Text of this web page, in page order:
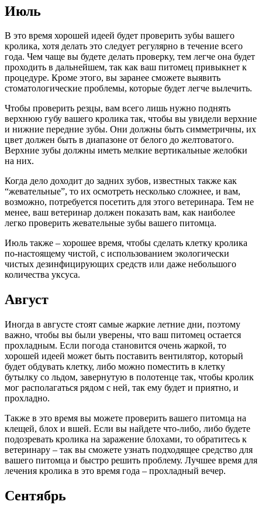
Июль
В это время хорошей идеей будет проверить зубы вашего
кролика, хотя делать это следует регулярно в течение всего
года. Чем чаще вы будете делать проверку, тем легче она будет
проходить в дальнейшем, так как ваш питомец привыкнет к
процедуре. Кроме этого, вы заранее сможете выявить
стоматологические проблемы, которые будет легче вылечить.
Чтобы проверить резцы, вам всего лишь нужно поднять
верхнюю губу вашего кролика так, чтобы вы увидели верхние
и нижние передние зубы. Они должны быть симметричны, их
цвет должен быть в диапазоне от белого до желтоватого.
Верхние зубы должны иметь мелкие вертикальные желобки
на них.
Когда дело доходит до задних зубов, известных также как
“жевательные”, то их осмотреть несколько сложнее, и вам,
возможно, потребуется посетить для этого ветеринара. Тем не
менее, ваш ветеринар должен показать вам, как наиболее
легко проверить жевательные зубы вашего питомца.
Июль также – хорошее время, чтобы сделать клетку кролика
по-настоящему чистой, с использованием экологически
чистых дезинфицирующих средств или даже небольшого
количества уксуса.
Август
Иногда в августе стоят самые жаркие летние дни, поэтому
важно, чтобы вы были уверены, что ваш питомец остается
прохладным. Если погода становится очень жаркой, то
хорошей идеей может быть поставить вентилятор, который
будет обдувать клетку, либо можно поместить в клетку
бутылку со льдом, завернутую в полотенце так, чтобы кролик
мог располагаться рядом с ней, так ему будет и приятно, и
прохладно.
Также в это время вы можете проверить вашего питомца на
клещей, блох и вшей. Если вы найдете что-либо, либо будете
подозревать кролика на заражение блохами, то обратитесь к
ветеринару – так вы сможете узнать подходящее средство для
вашего питомца и быстро решить проблему. Лучшее время для
лечения кролика в это время года – прохладный вечер.
Сентябрь